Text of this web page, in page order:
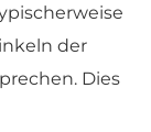
der
Dies